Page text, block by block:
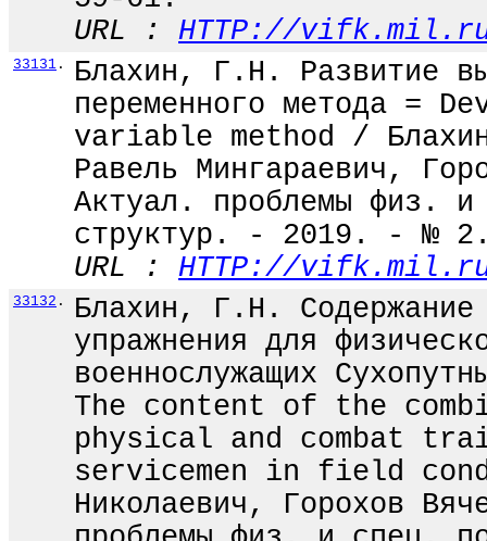
URL : HTTP://
33131 .
Блахин, Г.Н. Развитие
переменного метода =
variable method / Блахин
Равель Мингараевич,
Актуал. проблемы физ.
структур. - 2019. - №
URL : HTTP://
33132 .
Блахин, Г.Н. Содержание
упражнения для
военнослужащих
The content of the
physical and combat
servicemen in field
Николаевич, Горохов